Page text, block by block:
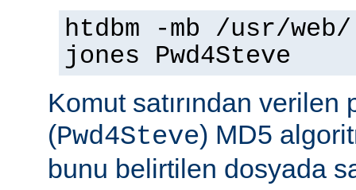
htdbm -mb /usr/
jones Pwd4Steve
Komut satırından verilen
(Pwd4Steve) MD5
bunu belirtilen dosyada